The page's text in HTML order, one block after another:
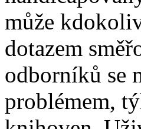
může
dotazem
odborníků se
problémem,